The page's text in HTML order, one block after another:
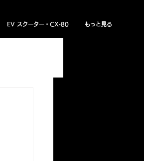
EV スクーター・CX‐80 もっと見る